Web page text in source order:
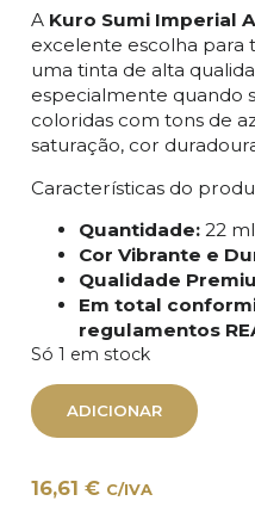
A Kuro Sumi Imperial
excelente escolha
uma tinta de alta
especialmente quando
coloridas com tons de
saturação, cor
Características do
Quantidade:22 ml
Cor Vibrante e
Qualidade
Em total
regulamentos
Só 1 em stock
ADICIONAR
16,61 € C/IVA